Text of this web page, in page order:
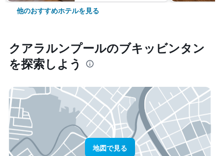
他のおすすめホテルを見る
クアラルンプール​のブキッビンタン​
を探索しよう
地図で見る